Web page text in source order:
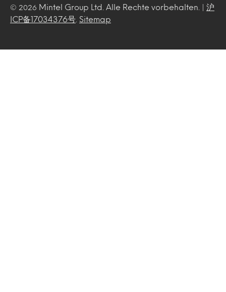
© 2026 Mintel Group Ltd. Alle Rechte vorbehalten. | 沪
ICP备17034376号
Sitemap